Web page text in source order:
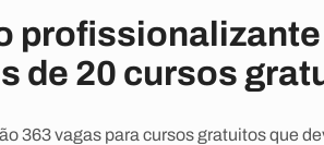
de 20 cursos
363 vagas para cursos gratuitos que